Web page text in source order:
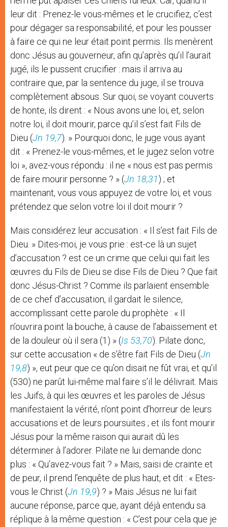
leur dit : Prenez-le vous-mêmes et le crucifiez, c’est
pour dégager sa responsabilité, et pour les pousser
à faire ce qui ne leur était point permis. Ils menèrent
donc Jésus au gouverneur, afin qu’après qu’il l’aurait
jugé, ils le pussent crucifier : mais il arriva au
contraire que, par la sentence du juge, il se trouva
complètement absous. Sur quoi, se voyant couverts
de honte, ils dirent : « Nous avons une loi, et, selon
notre loi, il doit mourir, parce qu’il s’est fait Fils de
Dieu (Jn 19,7). » Pourquoi donc, le juge vous ayant
dit : « Prenez-le vous-mêmes, et le jugez selon votre
loi », avez-vous répondu : il ne « nous est pas permis
de faire mourir personne ? » (Jn 18,31) ; et
maintenant, vous vous appuyez de votre loi, et vous
prétendez que selon votre loi il doit mourir ?
Mais considérez leur accusation : « Il s’est fait Fils de
Dieu. » Dites-moi, je vous prie : est-ce là un sujet
d’accusation ? est ce un crime que celui qui fait les
œuvres du Fils de Dieu se dise Fils de Dieu ? Que fait
donc Jésus-Christ ? Comme ils parlaient ensemble
de ce chef d’accusation, il gardait le silence,
accomplissant cette parole du prophète : « Il
n’ouvrira point la bouche, à cause de l’abaissement et
de la douleur où il sera (1) » (Is 53,70). Pilate donc,
sur cette accusation « de s’être fait Fils de Dieu (Jn
19,8) », eut peur que ce qu’on disait ne fût vrai, et qu’il
(530) ne parût lui-même mal faire s’il le délivrait. Mais
les Juifs, à qui les œuvres et les paroles de Jésus
manifestaient la vérité, n’ont point d’horreur de leurs
accusations et de leurs poursuites ; et ils font mourir
Jésus pour la même raison qui aurait dû les
déterminer à l’adorer. Pilate ne lui demande donc
plus : « Qu’avez-vous fait ? » Mais, saisi de crainte et
de peur, il prend l’enquête de plus haut, et dit : « Etes-
vous le Christ (Jn 19,9) ? » Mais Jésus ne lui fait
aucune réponse, parce que, ayant déjà entendu sa
réplique à la même question : « C’est pour cela que je